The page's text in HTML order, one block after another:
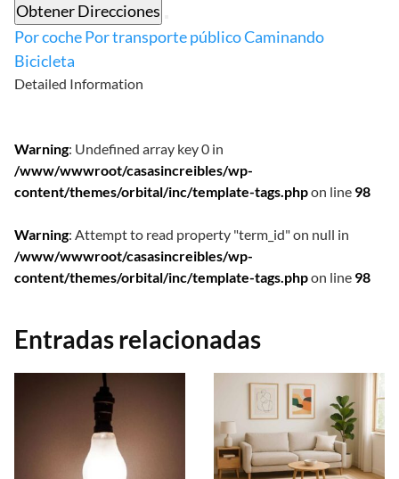
Obtener Direcciones
Por cochePor transporte públicoCaminando
Bicicleta
Detailed Information
Warning: Undefined array key 0 in
/www/wwwroot/casasincreibles/wp-
content/themes/orbital/inc/template-tags.phpon line 98
Warning: Attempt to read property "term_id" on null in
/www/wwwroot/casasincreibles/wp-
content/themes/orbital/inc/template-tags.phpon line 98
Entradas relacionadas